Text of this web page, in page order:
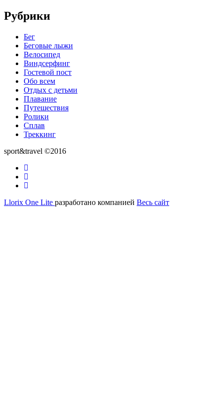
Рубрики
Бег
Беговые лыжи
Велосипед
Виндсерфинг
Гостевой пост
Обо всем
Отдых с детьми
Плавание
Путешествия
Ролики
Сплав
Треккинг
sport&travel ©2016
Дополнительное
меню
fa-
facebook
fa-
twitter
fa-
plus-
Llorix One Lite разработано компанией Весь сайт